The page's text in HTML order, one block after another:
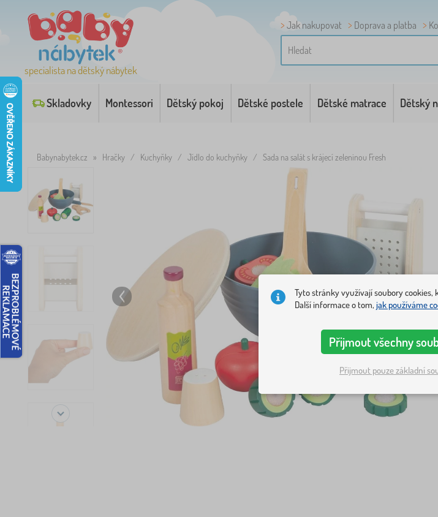
specialista na dětský nábytek
Jak nakupovat Doprava a platba
Skladovky Montessori Dětský pokoj Dětské postele Dětské matrace Dětský
Babynabytek.cz » Hračky / Kuchyňky / Jídlo do kuchyňky / Sada na salát s krájecí zeleninou Fresh
Tyto stránky využívají soubory
Další informace o tom, jak používáme
Přijmout všechny
Přijmout pouze základní